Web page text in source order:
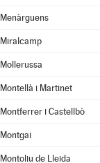
Menàrguens
Miralcamp
Mollerussa
Montellà i Martinet
Montferrer i Castellbò
Montgai
Montoliu de Lleida